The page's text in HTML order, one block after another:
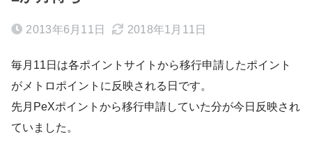
2013年6月11日 2018年1月11日
毎月11日は各ポイントサイトから移行申請したポイント
がメトロポイントに反映される日です。
先月PeXポイントから移行申請していた分が今日反映され
ていました。